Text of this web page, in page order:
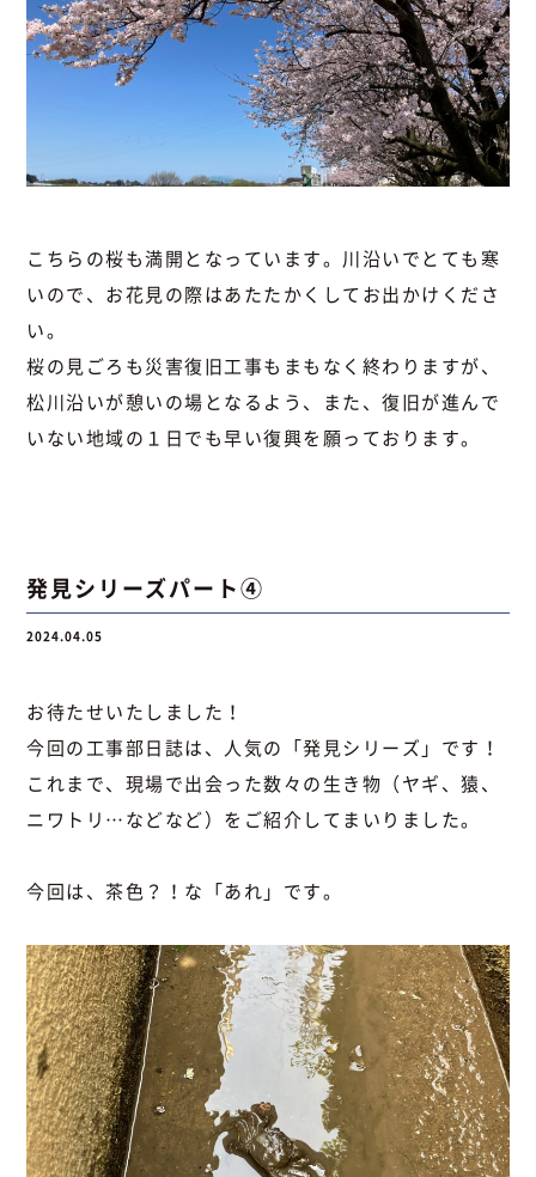
こちらの桜も満開となっています。川沿いでとても寒
いので、お花見の際はあたたかくしてお出かけくださ
い。
桜の見ごろも災害復旧工事もまもなく終わりますが、
松川沿いが憩いの場となるよう、また、復旧が進んで
いない地域の１日でも早い復興を願っております。
発見シリーズパート④
2024.04.05
お待たせいたしました！
今回の工事部日誌は、人気の「発見シリーズ」です！
これまで、現場で出会った数々の生き物（ヤギ、猿、
ニワトリ…などなど）をご紹介してまいりました。
今回は、茶色？！な「あれ」です。